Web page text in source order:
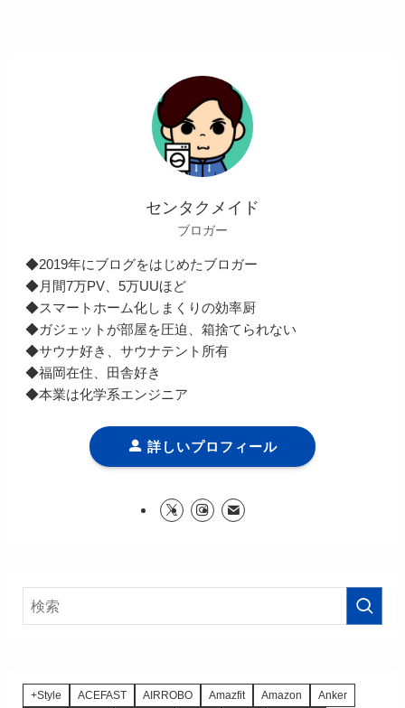
センタクメイド
ブロガー
◆2019年にブログをはじめたブロガー
◆月間7万PV、5万UUほど
◆スマートホーム化しまくりの効率厨
◆ガジェットが部屋を圧迫、箱捨てられない
◆サウナ好き、サウナテント所有
◆福岡在住、田舎好き
◆本業は化学系エンジニア
詳しいプロフィール
+Style ACEFAST AIRROBO Amazfit Amazon
Anker